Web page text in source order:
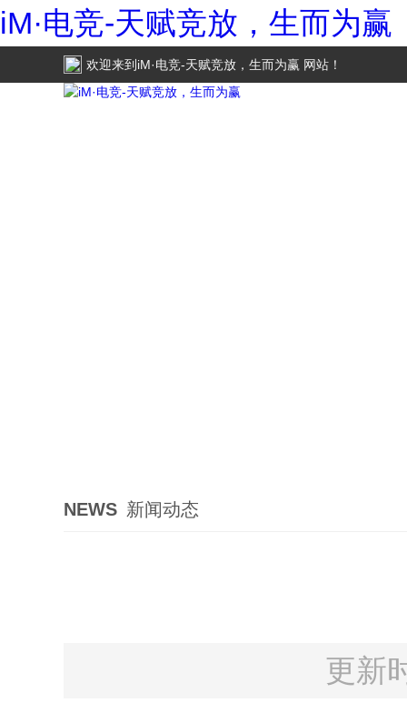
iM·电竞-天赋竞放，生而为赢
欢迎来到 iM·电竞-天赋竞放，生而为赢 网站！
NEWS 新闻动态
更新